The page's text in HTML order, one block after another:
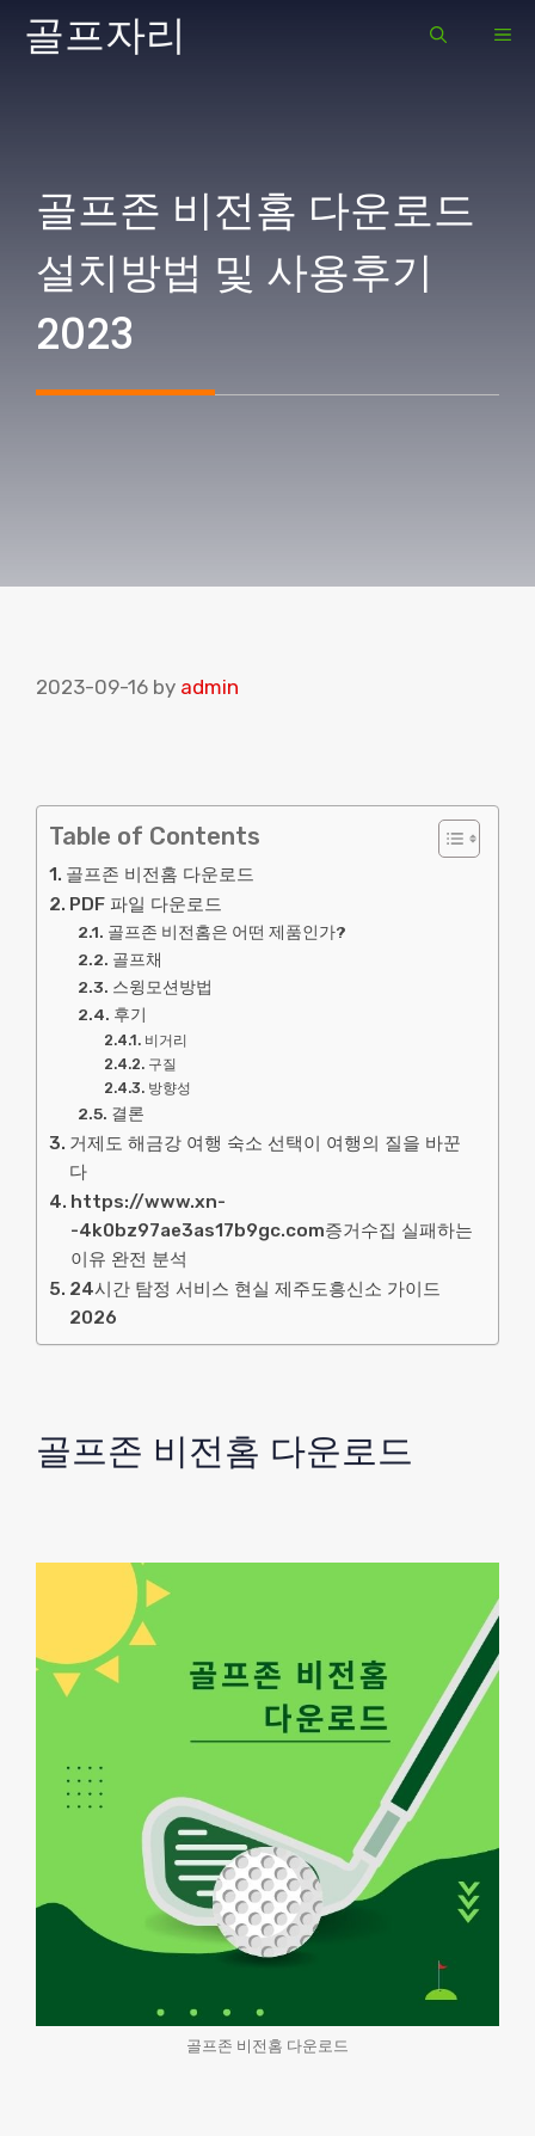
Skip골프자리
골프존 비전홈 다운로드
설치방법 및 사용후기
2023
2023-09-16 by admin
Table of Contents
골프존 비전홈 다운로드
PDF 파일 다운로드
골프존 비전홈은 어떤 제품인가?
골프채
스윙모션방법
후기
비거리
구질
방향성
결론
거제도 해금강 여행 숙소 선택이 여행의 질을 바꾼
다
https://www.xn-
-4k0bz97ae3as17b9gc.com증거수집 실패하는
이유 완전 분석
24시간 탐정 서비스 현실 제주도흥신소 가이드
2026
골프존 비전홈 다운로드
골프존 비전홈 다운로드